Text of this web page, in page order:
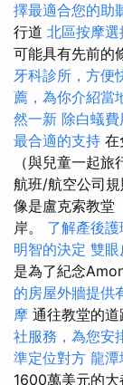
擇最適合您的助
行道 北區按摩選
可能具有先前的
牙科診所，方便
薦，為你介紹當
然一新 除白蟻
最合適的支持 在
（與兒童一起
航班/航空公司
像是盧克索教堂
岸。 了解產後
明智的決定 雙眼
是為了紀念
的房屋外牆提供
摩 通往教堂的
社服務，為您安
準定位對方 龍潭
1600萬美元的